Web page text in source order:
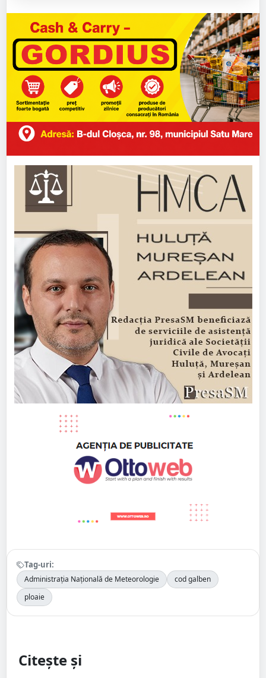
Tag-uri:
Administrația Națională de Meteorologie
cod galben
ploaie
Citește și